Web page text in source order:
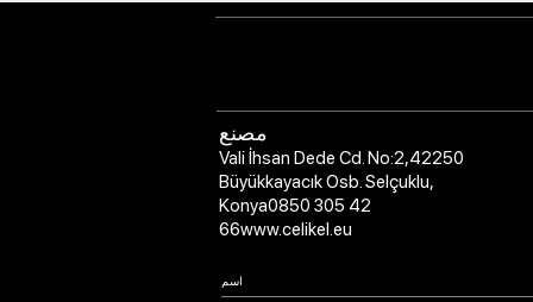
مصنع
Vali İhsan Dede Cd. No:2,42250
Büyükkayacık Osb. Selçuklu,
Konya0850 305 42
66www.celikel.eu